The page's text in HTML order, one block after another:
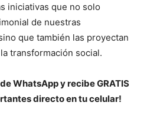
iniciativas que no solo
de nuestras
que también las proyectan
transformación social.
WhatsApp y recibe GRATIS
directo en tu celular!